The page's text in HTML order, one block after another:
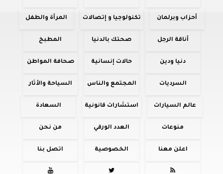
أحزاب وبرلمان تكنولوجيا و إتصالات المرأة والطفل
أناقة الرجل صحتك بالدنيا المطبخ
دنيا ودين حالات إنسانية صحافة المواطن
السرديات المجتمع والناس السياحة والأثار
عالم السيارات استشارات قانونية السعادة
منوعات العدد الورقي من نحن
اعلن معنا الخصوصية اتصل بنا


